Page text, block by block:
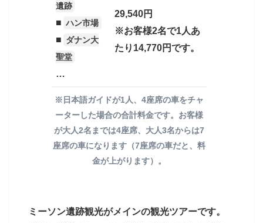
ダナンガイド商店のオプショナルツアーでは、お
客様の指定したダナン市内の場所まで日本語ガイ
8時15分
ハン市場や周辺エリアの観光
遺跡
■ ハン市場
■ ダナン大
聖堂
…
29,540円
※お客様2名で1人あ
たり14,770円です。
※日本語ガイドが1人、4座席の車をチャ
ーターした場合の合計料金です。お客様
が大人2名までは4座席、大人3名からは7
座席の車になります（7座席の車だと、料
金が上がります）。
ミーソン遺跡観光がメインの観光ツアーです。